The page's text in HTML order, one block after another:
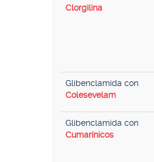
Clorgilina
Glibenclamida con
Colesevelam
Glibenclamida con
Cumarínicos